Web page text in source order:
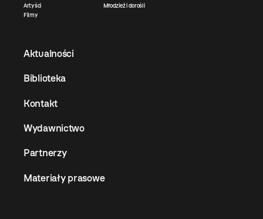
Artyści
Filmy
Młodzież i dorośli
Aktualności
Biblioteka
Kontakt
Wydawnictwo
Partnerzy
Materiały prasowe